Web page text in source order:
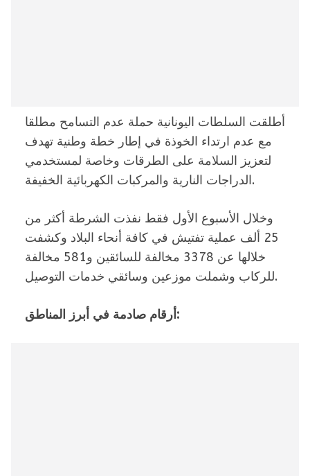
أطلقت السلطات اليونانية حملة عدم التسامح مطلقا
مع عدم ارتداء الخوذة في إطار خطة وطنية تهدف
لتعزيز السلامة على الطرقات وخاصة لمستخدمي
الدراجات النارية والمركبات الكهربائية الخفيفة.
وخلال الأسبوع الأول فقط نفذت الشرطة أكثر من
25 ألف عملية تفتيش في كافة أنحاء البلاد وكشفت
خلالها عن 3378 مخالفة للسائقين و581 مخالفة
للركاب وشملت موزعين وسائقي خدمات التوصيل.
أرقام صادمة في أبرز المناطق: